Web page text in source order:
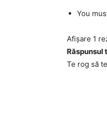
You
Afișare 1
Răspunsul
Te rog să te